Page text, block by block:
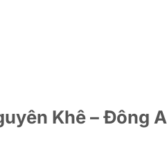
Khê – Đông